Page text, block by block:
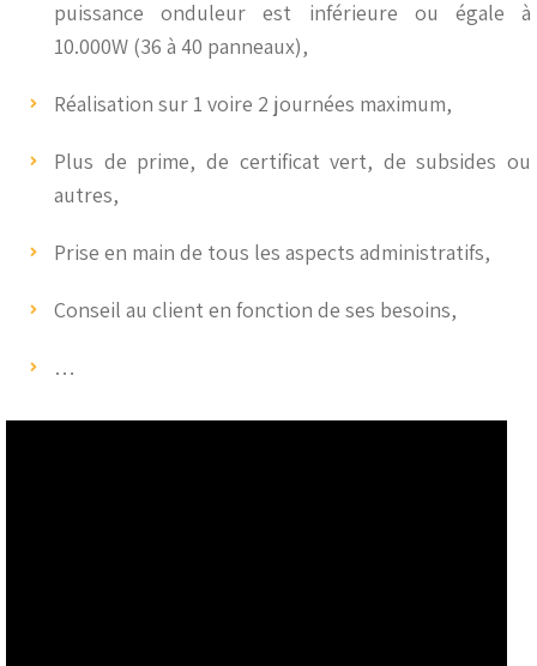
puissance onduleur est inférieure ou égale à
10.000W (36 à 40 panneaux),
Réalisation sur 1 voire 2 journées maximum,
Plus de prime, de certificat vert, de subsides ou
autres,
Prise en main de tous les aspects administratifs,
Conseil au client en fonction de ses besoins,
…